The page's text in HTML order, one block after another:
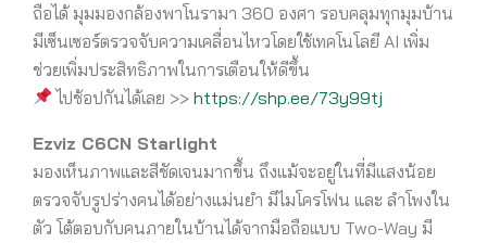
ถือได้ มุมมองกล้องพาโนรามา 360 องศา รอบคลุมทุกมุมบ้าน
มีเซ็นเซอร์ตรวจจับความเคลื่อนไหวโดยใช้เทคโนโลยี AI เพิ่ม
ช่วยเพิ่มประสิทธิภาพในการเตือนให้ดีขึ้น
ไปช้อปกันได้เลย >>https://shp.ee/73y99tj
Ezviz C6CN Starlight
มองเห็นภาพและสีชัดเจนมากขึ้น ถึงแม้จะอยู่ในที่มีแสงน้อย
ตรวจจับรูปร่างคนได้อย่างแม่นยำ มีไมโครโฟน และ ลำโพงใน
ตัว โต้ตอบกับคนภายในบ้านได้จากมือถือแบบ Two-Way มี